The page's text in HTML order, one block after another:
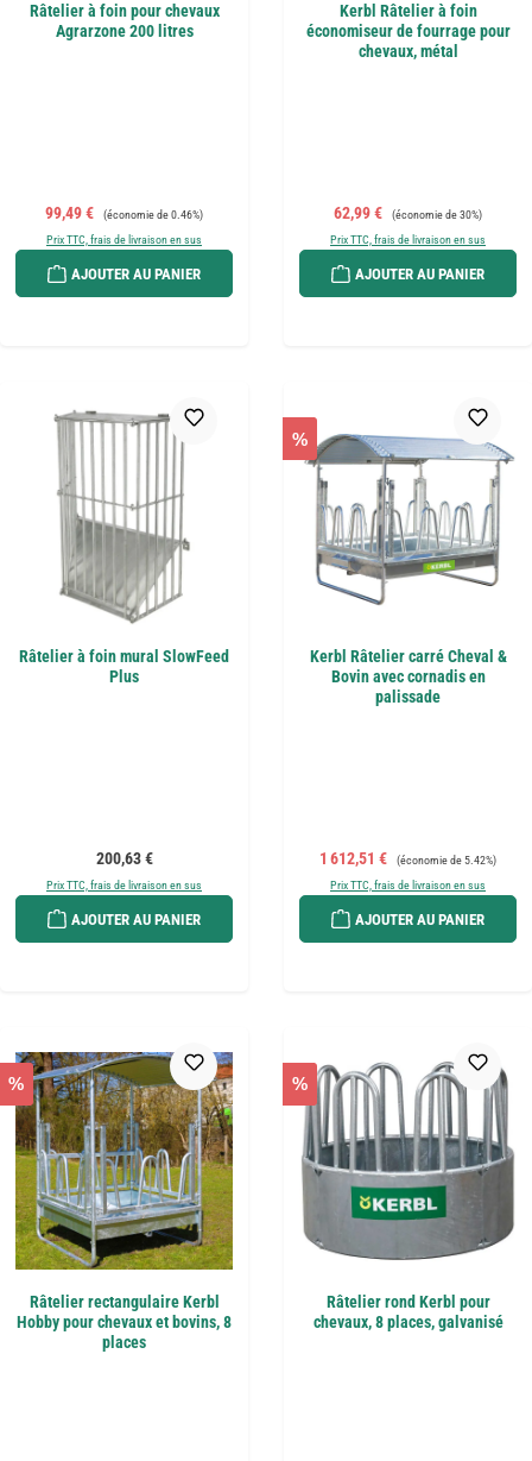
Râtelier à foin pour chevaux
Agrarzone 200 litres
Prix de vente :
99,49 € Prix régulier :
(économie de 0.46%)
Prix TTC, frais de livraison en sus
AJOUTER AU PANIER
Kerbl Râtelier à foin
économiseur de fourrage pour
chevaux, métal
Prix de vente :
62,99 € Prix régulier :
(économie de 30%)
Prix TTC, frais de livraison en sus
AJOUTER AU PANIER
Râtelier à foin mural SlowFeed
Plus
Prix régulier :
200,63 €
Prix TTC, frais de livraison en sus
AJOUTER AU PANIER
%
Kerbl Râtelier carré Cheval &
Bovin avec cornadis en
palissade
Prix de vente :
1 612,51 € Prix régulier :
(économie de 5.42%)
Prix TTC, frais de livraison en sus
AJOUTER AU PANIER
%
Râtelier rectangulaire Kerbl
Hobby pour chevaux et bovins, 8
places
%
Râtelier rond Kerbl pour
chevaux, 8 places, galvanisé